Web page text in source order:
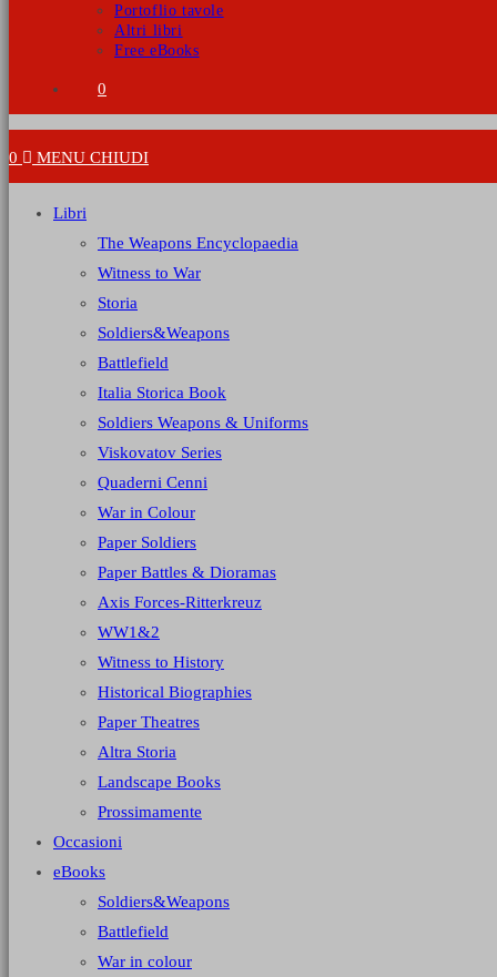
Portoflio tavole
Altri libri
Free eBooks
0
0 MENU CHIUDI
Libri
The Weapons Encyclopaedia
Witness to War
Storia
Soldiers&Weapons
Battlefield
Italia Storica Book
Soldiers Weapons & Uniforms
Viskovatov Series
Quaderni Cenni
War in Colour
Paper Soldiers
Paper Battles & Dioramas
Axis Forces-Ritterkreuz
WW1&2
Witness to History
Historical Biographies
Paper Theatres
Altra Storia
Landscape Books
Prossimamente
Occasioni
eBooks
Soldiers&Weapons
Battlefield
War in colour